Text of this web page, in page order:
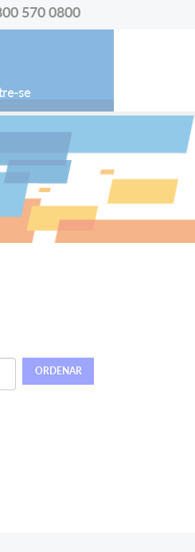
570 0800
se
ORDENAR